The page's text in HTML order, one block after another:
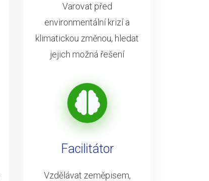
Varovat před
environmentální krizí a
klimatickou změnou, hledat
jejich možná řešení
Facilitátor
Vzdělávat zeměpisem,